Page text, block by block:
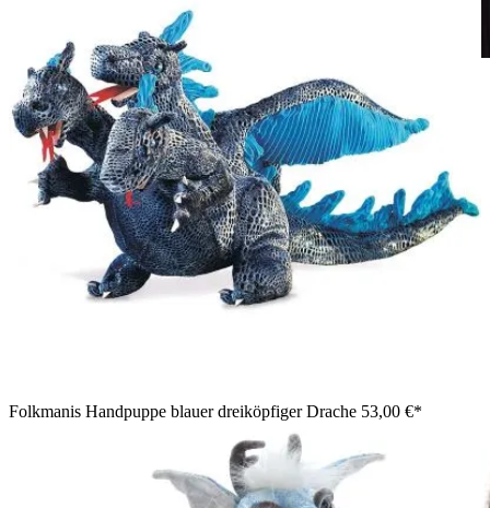
Mädchen hält Folkmanis Handpuppe Kronenfangschrecke in
Rosa-Weiß mit detaillierten Flügeln und Fangarmen vor
weißem Hintergrund
Folkmanis Handpuppe blauer dreiköpfiger Drache 53,00 €*